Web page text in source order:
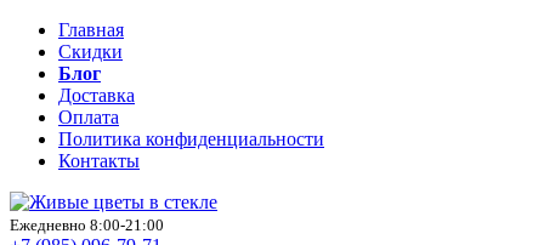
Главная
Скидки
Блог
Доставка
Оплата
Политика конфиденциальности
Контакты
Ежедневно 8:00-21:00